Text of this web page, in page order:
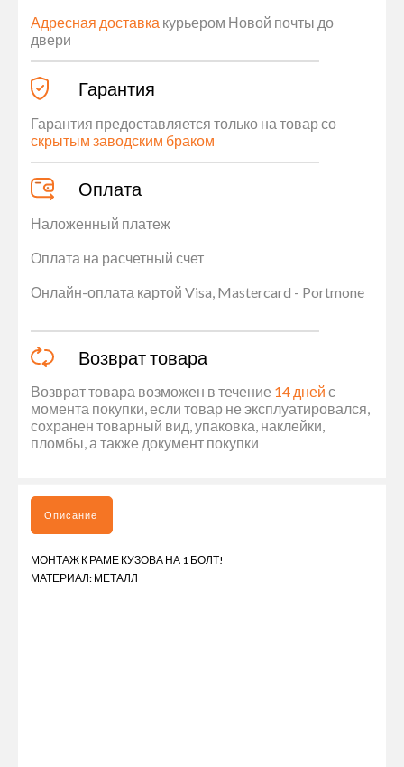
Адресная доставка курьером Новой почты до
двери
Гарантия
Гарантия предоставляется только на товар со
скрытым заводским браком
Оплата
Наложенный платеж
Оплата на расчетный счет
Онлайн-оплата картой Visa, Mastercard - Portmone
Возврат товара
Возврат товара возможен в течение 14 дней с
момента покупки, если товар не эксплуатировался,
сохранен товарный вид, упаковка, наклейки,
пломбы, а также документ покупки
Описание
МОНТАЖ К РАМЕ КУЗОВА НА 1 БОЛТ!
МАТЕРИАЛ: МЕТАЛЛ